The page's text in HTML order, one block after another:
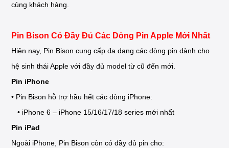
cùng khách hàng.
Pin Bison Có Đầy Đủ Các Dòng Pin Apple Mới Nhất
Hiện nay, Pin Bison cung cấp đa dạng các dòng pin dành cho
hệ sinh thái Apple với đầy đủ model từ cũ đến mới.
Pin iPhone
• Pin Bison hỗ trợ hầu hết các dòng iPhone:
• iPhone 6 – iPhone 15/16/17/18 series mới nhất
Pin iPad
Ngoài iPhone, Pin Bison còn có đầy đủ pin cho: